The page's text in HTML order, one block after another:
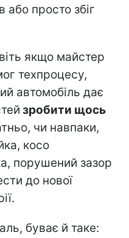
просто збіг
якщо майстер
техпроцесу,
автомобіль дає
зробити щось
чи навпаки,
косо
порушений зазор
до нової
буває й таке: